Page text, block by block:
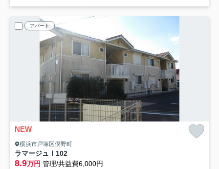
アパート
NEW
横浜市戸塚区俣野町
ラマージュⅠ 102
8.9万円 管理/共益費6,000円